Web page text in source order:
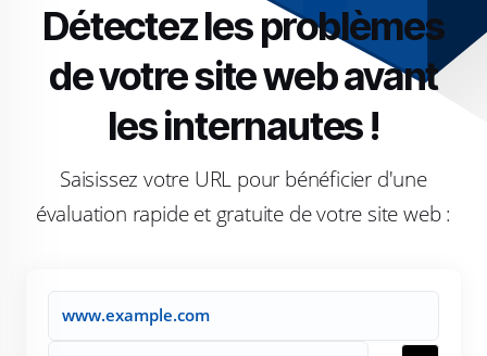
Détectez les problèmes
de votre site web avant
les internautes !
Saisissez votre URL pour bénéficier d'une
évaluation rapide et gratuite de votre site web :